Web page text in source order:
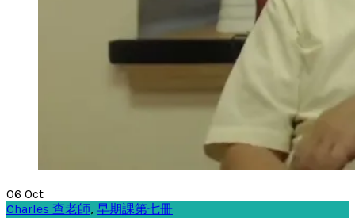
06 Oct
Charles 查老師, 早期課第七冊